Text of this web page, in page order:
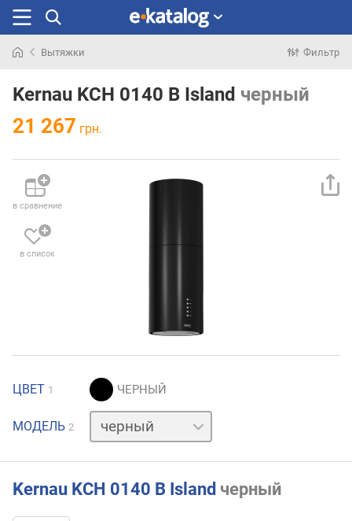
раньше
Вытяжки Фильтр
Kernau KCH 0140 B Island черный
21 267 грн.
в сравнение
в список
ЦВЕТ 1
МОДЕЛЬ 2
нержавейка
Kernau KCH 0140 B Island черный